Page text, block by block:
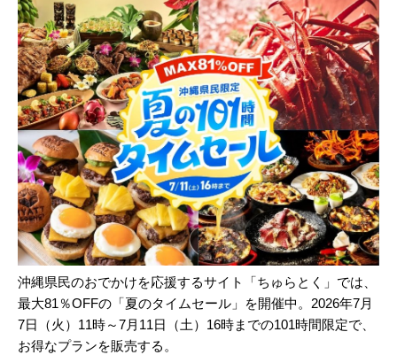
沖縄県民のおでかけを応援するサイト「ちゅらとく」では、
最大81％OFFの「夏のタイムセール」を開催中。2026年7月
7日（火）11時～7月11日（土）16時までの101時間限定で、
お得なプランを販売する。